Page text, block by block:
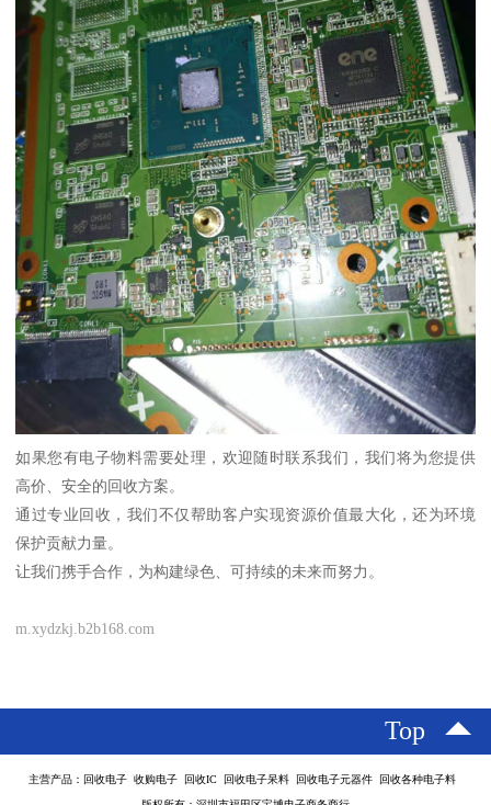
如果您有电子物料需要处理，欢迎随时联系我们，我们将为您提供
高价、安全的回收方案。
通过专业回收，我们不仅帮助客户实现资源价值最大化，还为环境
保护贡献力量。
让我们携手合作，为构建绿色、可持续的未来而努力。
m.xydzkj.b2b168.com
Top
主营产品：回收电子 收购电子 回收IC 回收电子呆料 回收电子元器件 回收各种电子料